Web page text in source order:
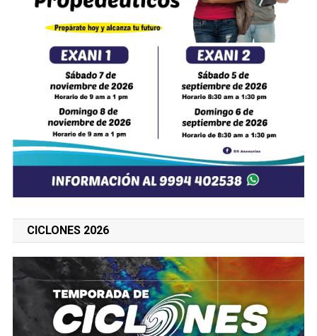
CICLONES 2026